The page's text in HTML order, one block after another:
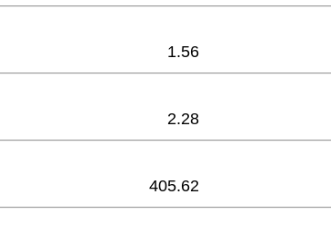
1.56
2.28
405.62